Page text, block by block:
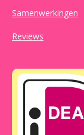
Samenwerkingen
Reviews